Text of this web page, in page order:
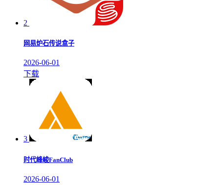
2
网易炉石传说盒子
2026-06-01
下载
3
时代峰峻FanClub
2026-06-01